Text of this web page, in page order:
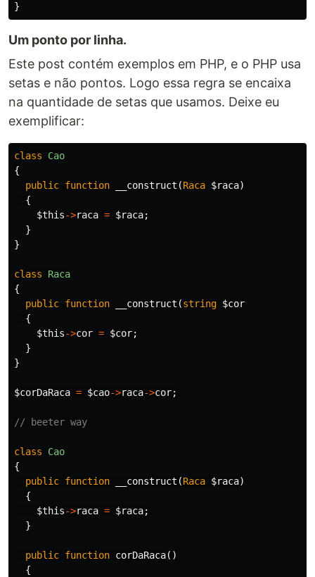
}
Um ponto por linha.
Este post contém exemplos em PHP, e o PHP usa
setas e não pontos. Logo essa regra se encaixa
na quantidade de setas que usamos. Deixe eu
exemplificar:
class
Cao
{
public function __construct (Raca $raca)
{
$this->raca = $raca;
}
}
class
Raca
{
public function __construct (string $cor
{
$this->cor = $cor;
}
}
$corDaRaca = $cao->raca->cor;
// beeter way
class
Cao
{
public function __construct (Raca $raca)
{
$this->raca = $raca;
}
public function corDaRaca()
{